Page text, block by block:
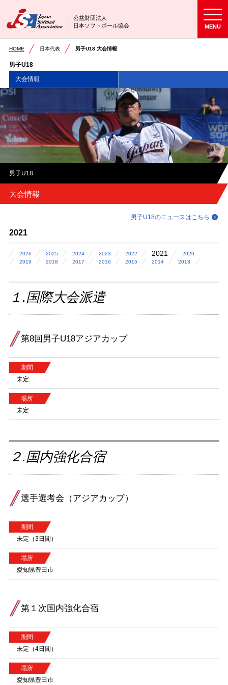
公益財団法人
日本ソフトボール協会
MENU
HOME 日本代表 男子U18 大会情報
男子U18
大会情報
男子U18
大会情報
男子U18のニュースはこちら
2021
2026 2025 2024 2023 2022 2021
2020
2019
2018 2017 2016 2015 2014 2013
１.国際大会派遣
第8回男子U18アジアカップ
期間
未定
場所
未定
２.国内強化合宿
選手選考会（アジアカップ）
期間
未定（3日間）
場所
愛知県豊田市
第１次国内強化合宿
期間
未定（4日間）
場所
愛知県豊田市